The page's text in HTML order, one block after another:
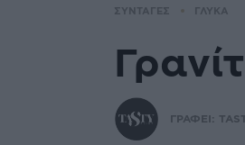
ΣΥΝΤΑΓΕΣ ΓΛΥΚΑ
ΓΡΑΦΕΙ: